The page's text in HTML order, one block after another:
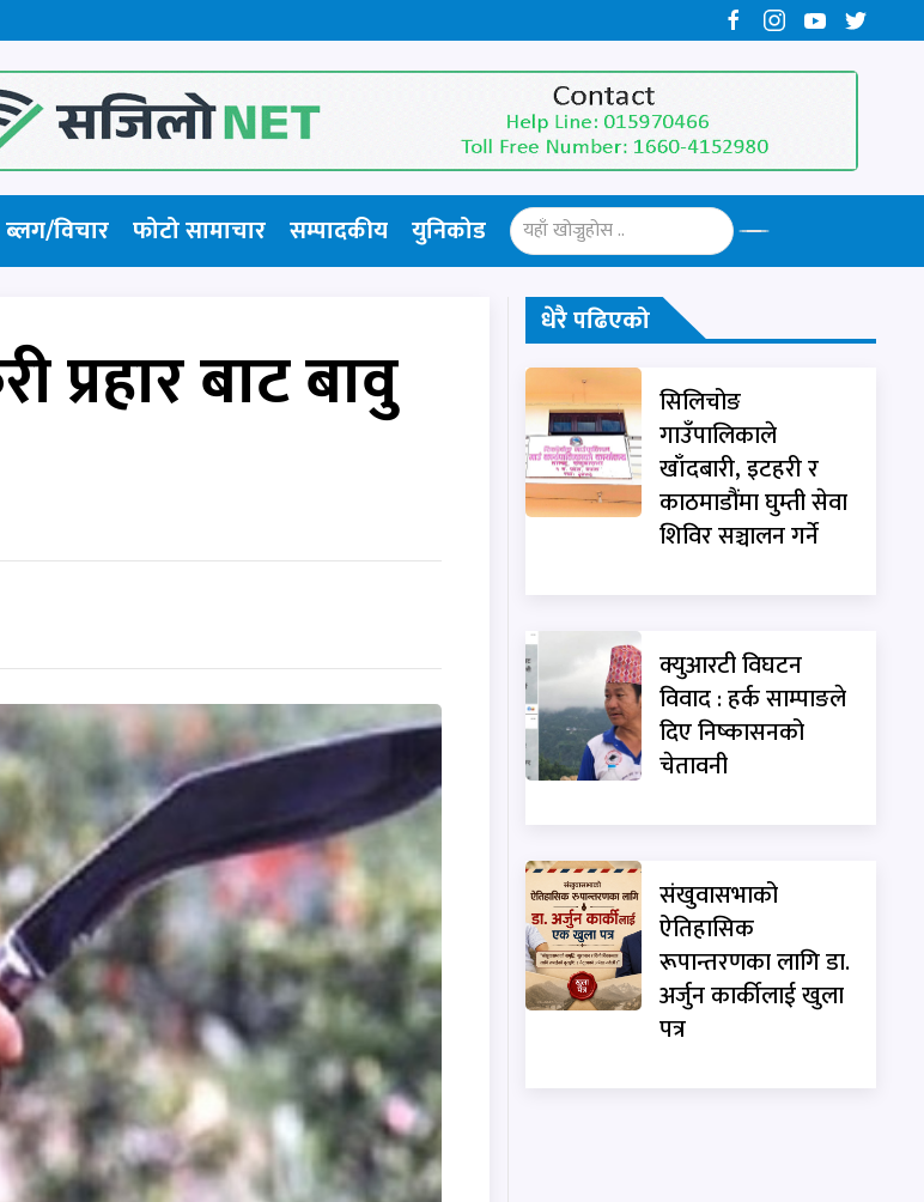
ब्लग/विचार फोटो सामाचार​ सम्पादकीय युनिकोड
बाट बावु
धेरै पढिएको
सिलिचोङ
गाउँपालिकाले
खाँदबारी, इटहरी र
काठमाडौंमा घुम्ती सेवा
शिविर सञ्चालन गर्ने
क्युआरटी विघटन
विवाद : हर्क साम्पाङले
दिए निष्कासनको
चेतावनी
संखुवासभाको
ऐतिहासिक
रूपान्तरणका लागि डा.
अर्जुन कार्कीलाई खुला
पत्र